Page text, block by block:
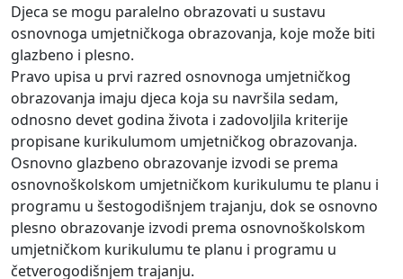
Djeca se mogu paralelno obrazovati u sustavu
osnovnoga umjetničkoga obrazovanja, koje može biti
glazbeno i plesno.
Pravo upisa u prvi razred osnovnoga umjetničkog
obrazovanja imaju djeca koja su navršila sedam,
odnosno devet godina života i zadovoljila kriterije
propisane kurikulumom umjetničkog obrazovanja.
Osnovno glazbeno obrazovanje izvodi se prema
osnovnoškolskom umjetničkom kurikulumu te planu i
programu u šestogodišnjem trajanju, dok se osnovno
plesno obrazovanje izvodi prema osnovnoškolskom
umjetničkom kurikulumu te planu i programu u
četverogodišnjem trajanju.